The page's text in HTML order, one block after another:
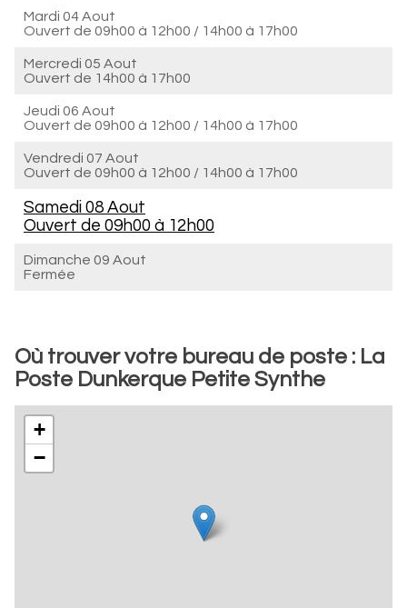
Mardi 04 Aout
Ouvert de 09h00 à 12h00 / 14h00 à 17h00
Mercredi 05 Aout
Ouvert de 14h00 à 17h00
Jeudi 06 Aout
Ouvert de 09h00 à 12h00 / 14h00 à 17h00
Vendredi 07 Aout
Ouvert de 09h00 à 12h00 / 14h00 à 17h00
Samedi 08 Aout
Ouvert de 09h00 à 12h00
Dimanche 09 Aout
Fermée
Où trouver votre bureau de poste : La
Poste Dunkerque Petite Synthe
+
−